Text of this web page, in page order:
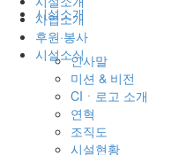
시설소개
인사말
미션 & 비전
CIㆍ로고 소개
연혁
조직도
시설현황
사업소개
후원·봉사
시설소식